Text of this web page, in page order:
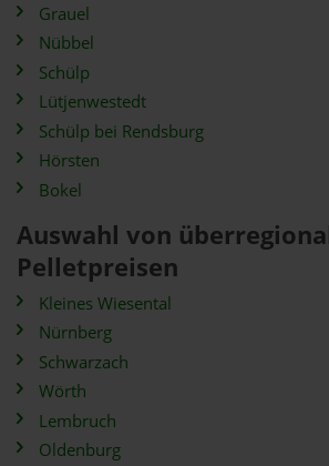
Grauel
Nübbel
Schülp
Lütjenwestedt
Schülp bei Rendsburg
Hörsten
Bokel
Auswahl von
Pelletpreisen
Kleines Wiesental
Nürnberg
Schwarzach
Wörth
Lembruch
Oldenburg